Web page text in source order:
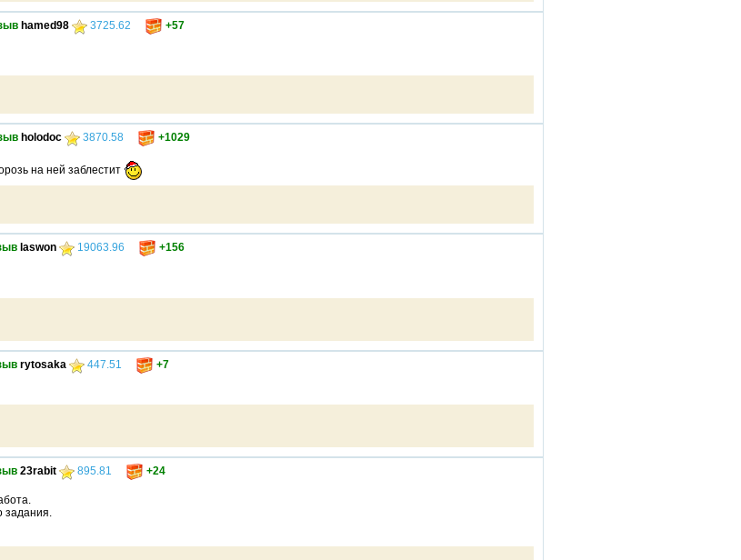
hamed98 3725.62 +57
holodoc 3870.58 +1029
на ней заблестит
laswon 19063.96 +156
rytosaka 447.51 +7
23rabit 895.81 +24
задания.